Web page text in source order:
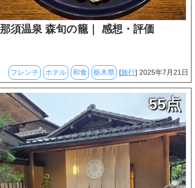
那須温泉 森旬の籠｜ 感想・評価
フレンチ ホテル 和食 栃木県 [旅行] 2025年7月21日
55点